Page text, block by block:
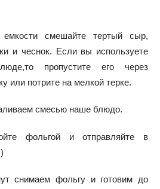
смешайте тертый сыр,
и чеснок. Если вы используете
пропустите его через
или потрите на мелкой терке.
смесью наше блюдо.
фольгой и отправляйте в
снимаем фольгу и готовим до